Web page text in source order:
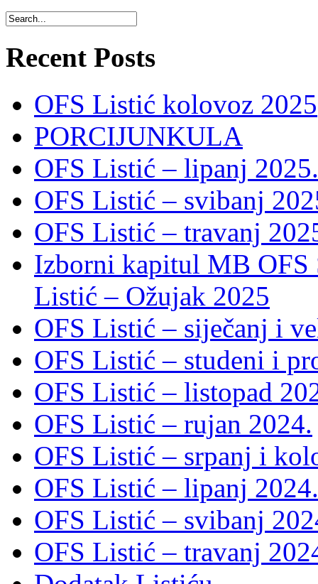
Recent Posts
OFS Listić kolovoz 2025
PORCIJUNKULA
OFS Listić – lipanj 2025.
OFS Listić – svibanj
OFS Listić – travanj
Izborni kapitul MB OFS
Listić – Ožujak 2025
OFS Listić – siječanj i
OFS Listić – studeni i
OFS Listić – listopad
OFS Listić – rujan 2024.
OFS Listić – srpanj i
OFS Listić – lipanj 2024.
OFS Listić – svibanj
OFS Listić – travanj